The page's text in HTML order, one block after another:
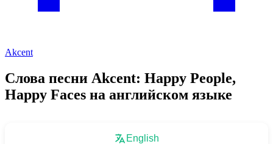
Akcent
Слова песни Akcent: Happy People,
Happy Faces на английском языке
English